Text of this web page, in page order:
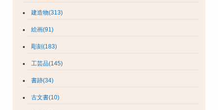
建造物(313)
絵画(91)
彫刻(183)
工芸品(145)
書跡(34)
古文書(10)